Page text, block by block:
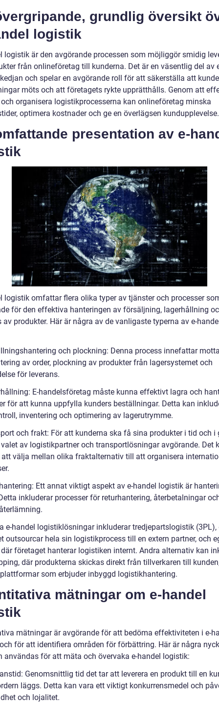
grundlig översikt
logistik
logistik är den avgörande processen som möjliggör smidig
från onlineföretag till kunderna. Det är en väsentlig del av
och spelar en avgörande roll för att säkerställa att
möts och att företagets rykte upprätthålls. Genom att
organisera logistikprocesserna kan onlineföretag minska
optimera kostnader och ge en överlägsen kundupplevelse.
presentation av e-
logistik omfattar flera olika typer av tjänster och processer
för den effektiva hanteringen av försäljning, lagerhållning
av produkter. Här är några av de vanligaste typerna av e-
och plockning: Denna process innefattar
av order, plockning av produkter från lagersystemet och
för leverans.
E-handelsföretag måste kunna effektivt lagra och
för att kunna uppfylla kunders beställningar. Detta kan
inventering och optimering av lagerutrymme.
och frakt: För att kunderna ska få sina produkter i tid och i
av logistikpartner och transportlösningar avgörande. Det
välja mellan olika fraktalternativ till att organisera
Ett annat viktigt aspekt av e-handel logistik är
inkluderar processer för returhantering, återbetalningar
e-handel logistiklösningar inkluderar tredjepartslogistik (3PL),
outsourcar hela sin logistikprocess till en extern partner, och
företaget hanterar logistiken internt. Andra alternativ kan
där produkterna skickas direkt från tillverkaren till
som erbjuder inbyggd logistikhantering.
mätningar om e-handel
mätningar är avgörande för att bedöma effektiviteten i e-
för att identifiera områden för förbättring. Här är några
användas för att mäta och övervaka e-handel logistik:
Genomsnittlig tid det tar att leverera en produkt till en
läggs. Detta kan vara ett viktigt konkurrensmedel och
och lojalitet.